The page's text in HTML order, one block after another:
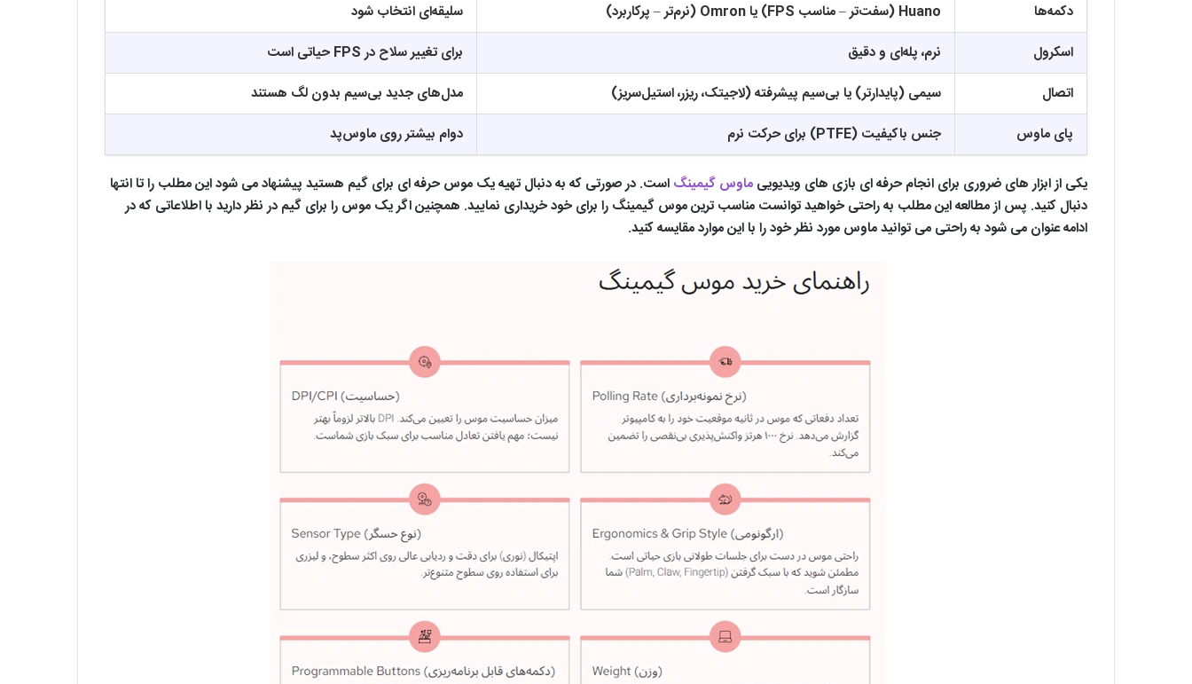
دکمه‌ها
Huano (سفت‌تر – مناسب FPS) یا Omron (نرم‌تر – پرکاربرد)
سلیقه‌ای انتخاب شود
اسکرول
نرم، پله‌ای و دقیق
برای تغییر سلاح در FPS حیاتی است
اتصال
سیمی (پایدارتر) یا بی‌سیم پیشرفته (لاجیتک، ریزر، استیل‌سریز)
مدل‌های جدید بی‌سیم بدون لگ هستند
پای ماوس
جنس باکیفیت (PTFE) برای حرکت نرم دوام بیشتر روی ماوس‌پد
یکی از ابزار های ضروری برای انجام حرفه ای بازی های ویدیویی ماوس گیمینگ است. در صورتی که به دنبال تهیه یک موس حرفه ای برای گیم هستید پیشنهاد می شود این مطلب را تا انتها
دنبال کنید. پس از مطالعه این مطلب به راحتی خواهید توانست مناسب ترین موس گیمینگ را برای خود خریداری نمایید. همچنین اگر یک موس را برای گیم در نظر دارید با اطلاعاتی که در
ادامه عنوان می شود به راحتی می توانید ماوس مورد نظر خود را با این موارد مقایسه کنید.